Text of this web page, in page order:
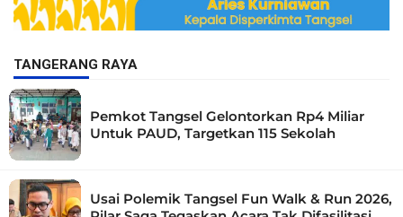
TANGERANG RAYA
Pemkot Tangsel Gelontorkan Rp4 Miliar
Untuk PAUD, Targetkan 115 Sekolah
Usai Polemik Tangsel Fun Walk & Run 2026,